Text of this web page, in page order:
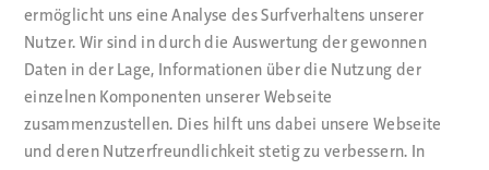
ermöglicht uns eine Analyse des Surfverhaltens unserer
Nutzer. Wir sind in durch die Auswertung der gewonnen
Daten in der Lage, Informationen über die Nutzung der
einzelnen Komponenten unserer Webseite
zusammenzustellen. Dies hilft uns dabei unsere Webseite
und deren Nutzerfreundlichkeit stetig zu verbessern. In